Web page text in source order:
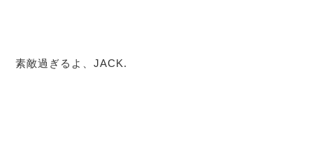
素敵過ぎるよ、JACK.